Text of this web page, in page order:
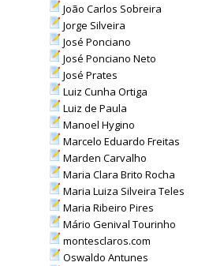
João Carlos Sobreira
Jorge Silveira
José Ponciano
José Ponciano Neto
José Prates
Luiz Cunha Ortiga
Luiz de Paula
Manoel Hygino
Marcelo Eduardo Freitas
Marden Carvalho
Maria Clara Brito Rocha
Maria Luiza Silveira Teles
Maria Ribeiro Pires
Mário Genival Tourinho
montesclaros.com
Oswaldo Antunes